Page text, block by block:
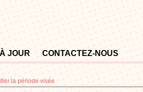
JOUR CONTACTEZ-NOUS
la période visée